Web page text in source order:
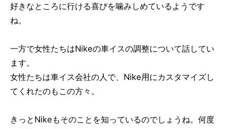
好きなところに行ける喜びを噛みしめているようです
ね。
一方で女性たちはNikeの車イスの調整について話してい
ます。
女性たちは車イス会社の人で、Nike用にカスタマイズし
てくれたのもこの方々。
きっとNikeもそのことを知っているのでしょうね。何度